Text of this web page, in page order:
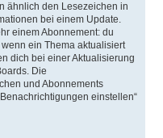
ähnlich den Lesezeichen in
bei einem Update.
einem Abonnement: du
ein Thema aktualisiert
dich bei einer Aktualisierung
Die
und Abonnements
einstellen“